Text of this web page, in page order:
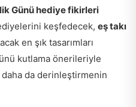
Günü hediye fikirleri
keşfedecek, eş takı
en şık tasarımları
kutlama önerileriyle
da derinleştirmenin